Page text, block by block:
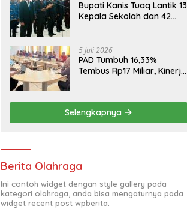
Bupati Kanis Tuaq Lantik 13
Kepala Sekolah dan 42
5 Juli 2026
PAD Tumbuh 16,33%
Tembus Rp17 Miliar, Kinerja
Selengkapnya
Berita Olahraga
Ini contoh widget dengan style gallery pada
kategori olahraga, anda bisa mengaturnya pada
widget recent post wpberita.